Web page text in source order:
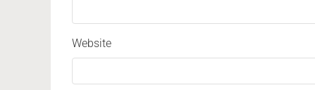
Website